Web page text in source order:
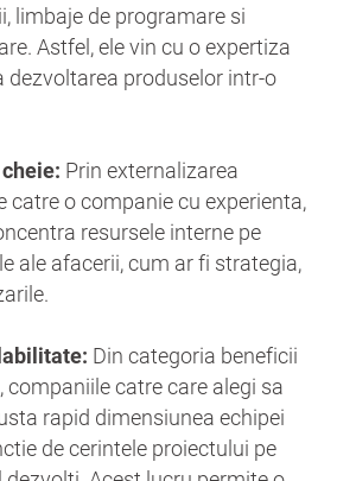
limbaje de programare si
Astfel, ele vin cu o expertiza
dezvoltarea produselor intr-o
Prin externalizarea
catre o companie cu experienta,
resursele interne pe
ale afacerii, cum ar fi strategia,
Din categoria beneficii
companiile catre care alegi sa
rapid dimensiunea echipei
de cerintele proiectului pe